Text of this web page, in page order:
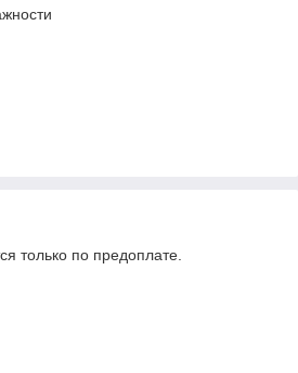
только по предоплате.